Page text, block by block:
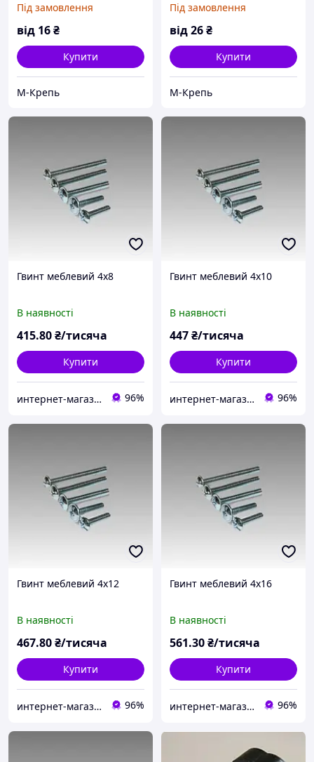
сплав Л63
Під замовлення
від 16₴
Купити
М-Крепь
сплав Л63
Під замовлення
від26₴
Купити
М-Крепь
Гвинт меблевий 4х8
В наявності
415.80₴/тисяча
Купити
интернет-магазин Zamok911 96%
Гвинт меблевий 4х10
В наявності
447₴/тисяча
Купити
интернет-магазин Zamok911 96%
Гвинт меблевий 4х12
В наявності
467.80₴/тисяча
Купити
интернет-магазин Zamok911 96%
Гвинт меблевий 4х16
В наявності
561.30₴/тисяча
Купити
интернет-магазин Zamok911 96%